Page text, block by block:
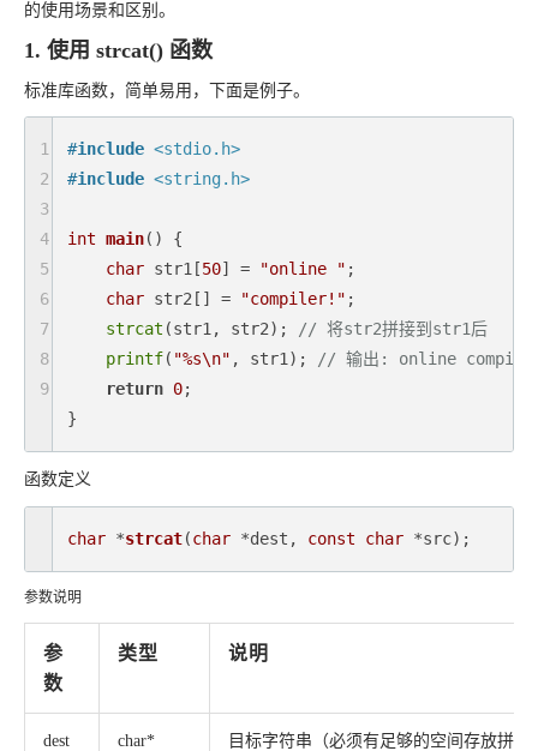
的使用场景和区别。
1. 使用 strcat() 函数
标准库函数，简单易用，下面是例子。
#include <stdio.h>
#include <string.h>
int main()
{
char str1[50] = "online " ;
char str2[] = "compiler!" ;
strcat (str1, str2);
// 将str2拼接到str1后
printf( "%s\n" , str1);
// 输出: online
return 0;
}
1
2
3
4
5
6
7
8
9
函数定义
char *strcat(char *dest, const char *src) ;
参数说明
参
数
类型 说明
dest char*
目标字符串（必须有足够的空间存放拼接